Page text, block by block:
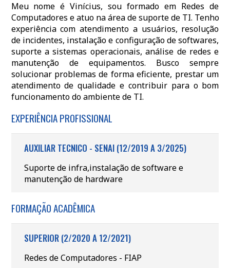
Meu nome é Vinícius, sou formado em Redes de
Computadores e atuo na área de suporte de TI. Tenho
experiência com atendimento a usuários, resolução
de incidentes, instalação e configuração de softwares,
suporte a sistemas operacionais, análise de redes e
manutenção de equipamentos. Busco sempre
solucionar problemas de forma eficiente, prestar um
atendimento de qualidade e contribuir para o bom
funcionamento do ambiente de TI.
EXPERIÊNCIA PROFISSIONAL
AUXILIAR TECNICO - SENAI (12/2019 A 3/2025)
Suporte de infra,instalação de software e
manutenção de hardware
FORMAÇÃO ACADÊMICA
SUPERIOR (2/2020 A 12/2021)
Redes de Computadores - FIAP